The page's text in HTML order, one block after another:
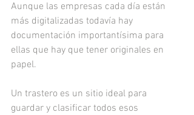
Aunque las empresas cada día están
más digitalizadas todavía hay
documentación importantísima para
ellas que hay que tener originales en
papel.
Un trastero es un sitio ideal para
guardar y clasificar todos esos